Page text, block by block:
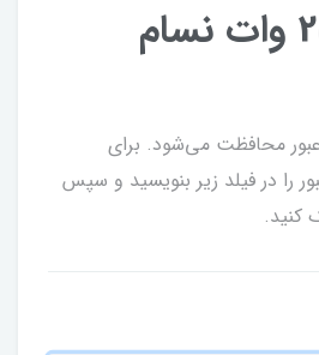
اتو لوله 2500 وات نسام
محافظت می‌شود. برای
را در فیلد زیر بنویسید و سپس
کنید.